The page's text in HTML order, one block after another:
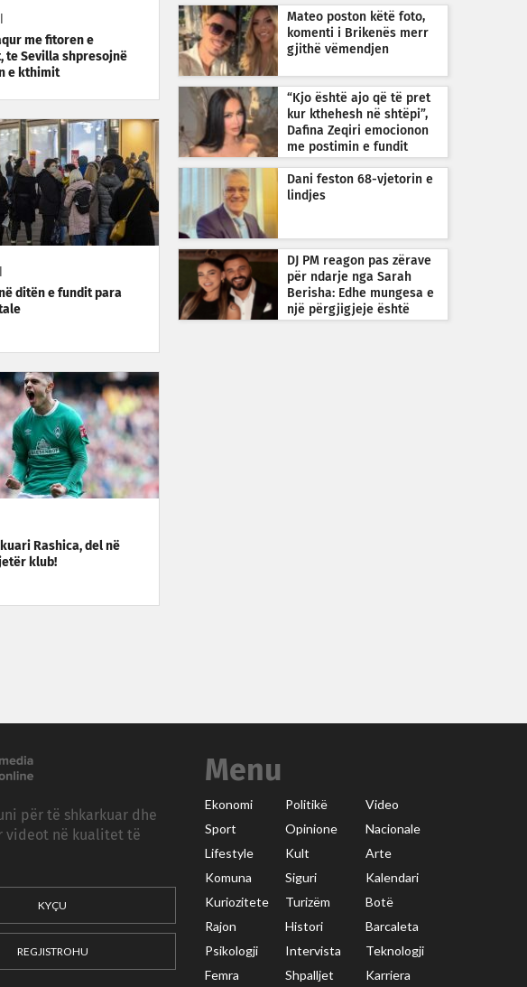
me fitoren e
te Sevilla shpresojnë
e kthimit
ditën e fundit para
Rashica, del në
klub!
Mateo poston këtë foto,
komenti i Brikenës merr
gjithë vëmendjen
“Kjo është ajo që të pret
kur kthehesh në shtëpi”,
Dafina Zeqiri emocionon
me postimin e fundit
Dani feston 68-vjetorin e
lindjes
DJ PM reagon pas zërave
për ndarje nga Sarah
Berisha: Edhe mungesa e
një përgjigjeje është
për të shkarkuar dhe
videot në kualitet të
KYÇU
REGJISTROHU
Menu
Ekonomi Politikë
Video
Sport
Opinione
Nacionale
Lifestyle
Kult
Arte
Komuna
Siguri
Kalendari
Kuriozitete
Turizëm
Botë
Rajon
Histori
Barcaleta
Psikologji
Intervista
Teknologji
Femra
Shpalljet Karriera